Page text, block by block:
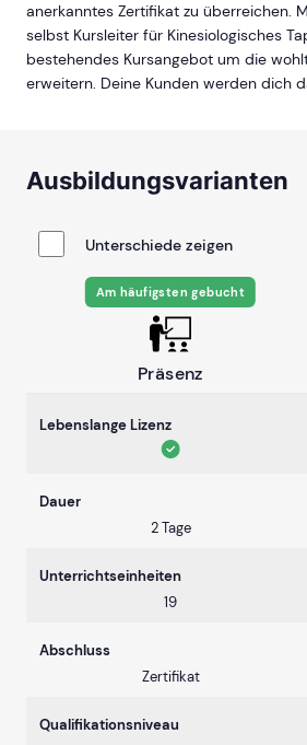
anerkanntes Zertifikat zu überreichen.
selbst Kursleiter für Kinesiologisches
bestehendes Kursangebot um die
erweitern. Deine Kunden werden dich
Ausbildungsvarianten
Unterschiede zeigen
Präsenz
Am häufigsten gebucht
Lebenslange Lizenz
Dauer
2 Tage
Unterrichtseinheiten
19
Abschluss
Zertifikat
Qualifikationsniveau